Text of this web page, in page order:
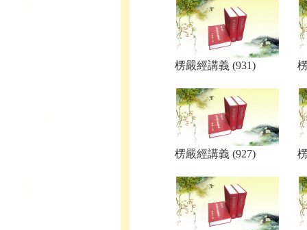
楞嚴經講義 (931)
楞嚴經講義 (927)